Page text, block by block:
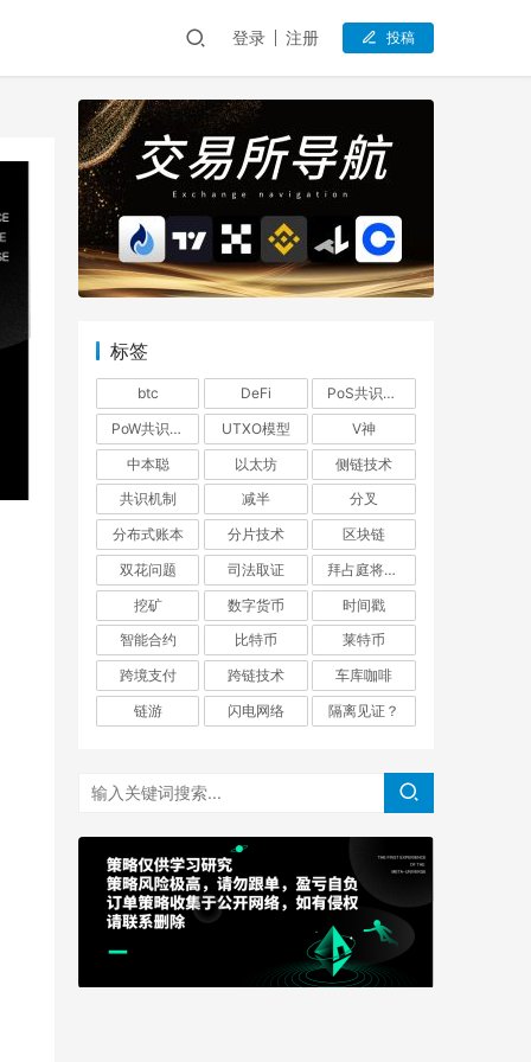
登录 注册 投稿
标签
btc DeFi
PoS共识机制
PoW共识机制
UTXO模型
V神
中本聪
以太坊
侧链技术
共识机制
减半
分叉
分布式账本
分片技术
区块链
双花问题
司法取证
拜占庭将军问题
挖矿
数字货币
时间戳
智能合约
比特币
莱特币
跨境支付
跨链技术
车库咖啡
链游
闪电网络 隔离见证？